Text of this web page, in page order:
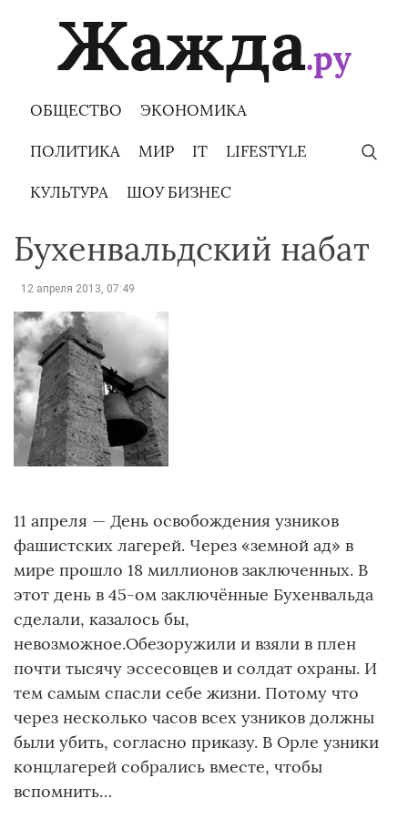
ОБЩЕСТВО ЭКОНОМИКА
ПОЛИТИКА МИР IT LIFESTYLE
КУЛЬТУРА ШОУ БИЗНЕС
Бухенвальдский набат
12 апреля 2013, 07:49
11 апреля — День освобождения узников
фашистских лагерей. Через «земной ад» в
мире прошло 18 миллионов заключенных. В
этот день в 45-ом заключённые Бухенвальда
сделали, казалось бы,
невозможное.Обезоружили и взяли в плен
почти тысячу эссесовцев и солдат охраны. И
тем самым спасли себе жизни. Потому что
через несколько часов всех узников должны
были убить, согласно приказу. В Орле узники
концлагерей собрались вместе, чтобы
вспомнить…